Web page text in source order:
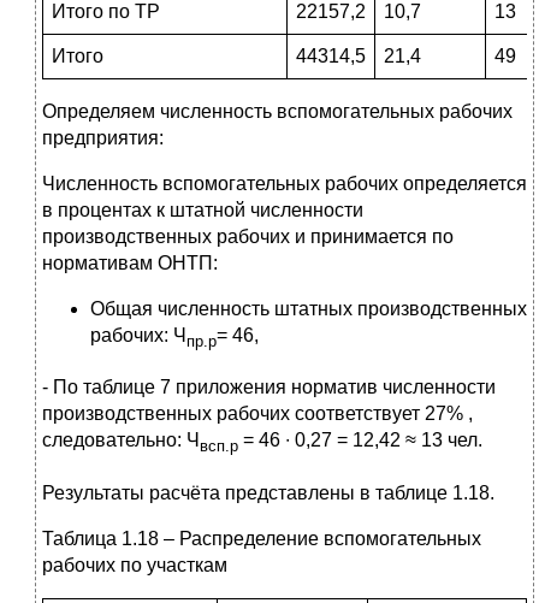
Итого по ТР 22157,2 10,7 13
Итого 44314,5 21,4 49
Определяем численность вспомогательных рабочих
предприятия:
Численность вспомогательных рабочих определяется
в процентах к штатной численности
производственных рабочих и принимается по
нормативам ОНТП:
Общая численность штатных производственных
рабочих: Ч пр.р= 46,
- По таблице 7 приложения норматив численности
производственных рабочих соответствует 27% ,
следовательно: Ч всп.р = 46 ∙ 0,27 = 12,42 ≈ 13 чел.
Результаты расчёта представлены в таблице 1.18.
Таблица 1.18 – Распределение вспомогательных
рабочих по участкам